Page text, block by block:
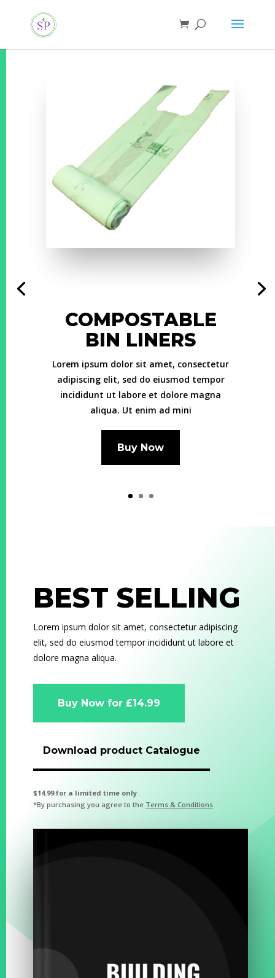
COMPOSTABLE
BIN LINERS
Lorem ipsum dolor sit amet, consectetur
adipiscing elit, sed do eiusmod tempor
incididunt ut labore et dolore magna
aliqua. Ut enim ad mini
Buy Now
BEST SELLING
Lorem ipsum dolor sit amet, consectetur adipiscing
elit, sed do eiusmod tempor incididunt ut labore et
dolore magna aliqua.
Buy Now for £14.99
Download product Catalogue
$14.99 for a limited time only
*By purchasing you agree to the Terms & Conditions